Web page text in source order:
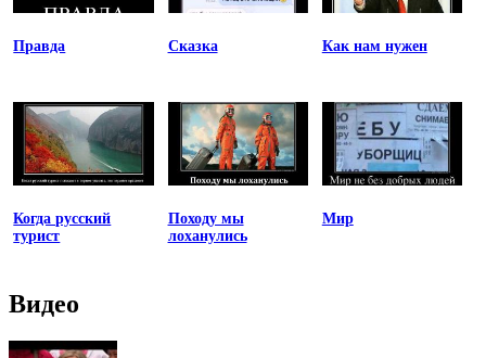
Правда Сказка Как нам нужен
Когда русский
турист
Походу мы
лоханулись
Мир
Видео